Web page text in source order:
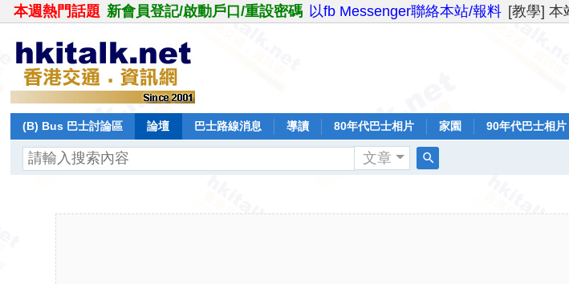
本週熱門話題 新會員登記/啟動戶口/重設密碼 以fb Messenger聯絡本站/報料 [教學] 本
(B) Bus 巴士討論區 論壇 巴士路線消息 導讀 80年代巴士相片 家園 90年代巴士相片
文章